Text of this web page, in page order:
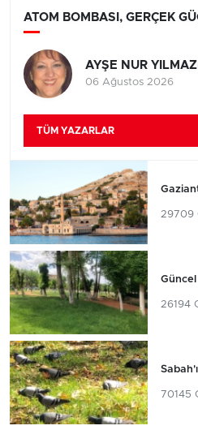
ATOM BOMBASI, GERÇEK
AYŞE NUR
06 Ağustos 2026
TÜM YAZARLAR
29709
26194
70145